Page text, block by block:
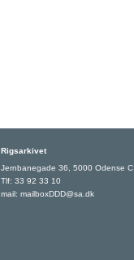
Rigsarkivet
Jernbanegade 36, 5000 Odense C
Tlf: 33 92 33 10
mail: mailboxDDD@sa.dk